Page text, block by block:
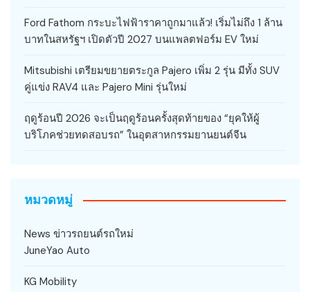
Ford Fathom กระบะไฟฟ้าราคาถูกมาแล้ว! เริ่มไม่ถึง 1 ล้าน
บาทในสหรัฐฯ เปิดตัวปี 2027 บนแพลตฟอร์ม EV ใหม่
Mitsubishi เตรียมขยายตระกูล Pajero เพิ่ม 2 รุ่น มีทั้ง SUV
คู่แข่ง RAV4 และ Pajero Mini รุ่นใหม่
ฤดูร้อนปี 2026 จะเป็นฤดูร้อนครั้งสุดท้ายของ “ยุคให้ผู้
บริโภคช่วยทดสอบรถ” ในอุตสาหกรรมยานยนต์จีน
หมวดหมู่
News ข่าวรถยนต์รถใหม่
JuneYao Auto
KG Mobility